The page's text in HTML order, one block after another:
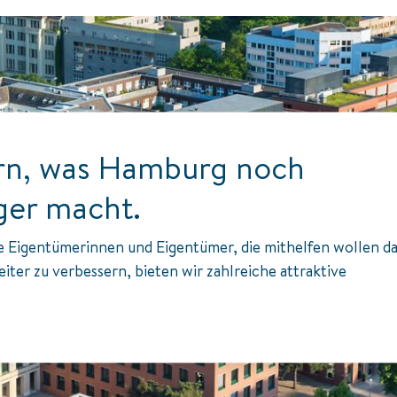
was Hamburg noch
macht.
Eigentümerinnen und Eigentümer, die mithelfen wollen
zu verbessern, bieten wir zahlreiche attraktive